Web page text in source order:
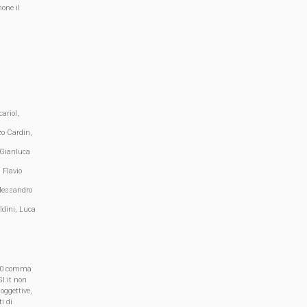
il
Cardin,
Flavio
Luca
comma
non
di